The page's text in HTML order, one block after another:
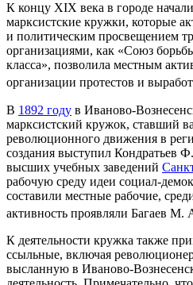
К концу XIX века в городе
марксистские кружки, которые
и политическим просвещением
организациями, как «Союз
класса», позволила местным
организации протестов и
В 1892 году в Иваново-
марксистский кружок, ставший
революционного движения в
создания выступил Кондратьев
высших учебных заведений
рабочую среду идеи социал-
составили местные рабочие,
активность проявляли Багаев М.
К деятельности кружка также
ссыльные, включая
высланную в Иваново-